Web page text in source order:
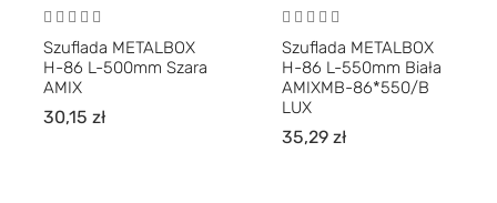
Szuflada METALBOX
H-86 L-500mm Szara
AMIX
30,15 zł
Szuflada METALBOX
H-86 L-550mm Biała
AMIXMB-86*550/B
LUX
35,29 zł